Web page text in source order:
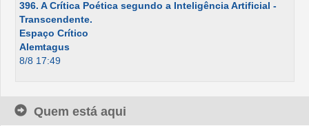
396. A Crítica Poética segundo a Inteligência Artificial -
Transcendente.
Espaço Crítico
Alemtagus
8/8 17:49
Quem está aqui